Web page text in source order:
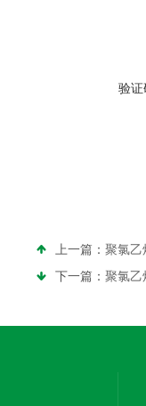
验证
上一篇： 聚氯乙
下一篇： 聚氯乙